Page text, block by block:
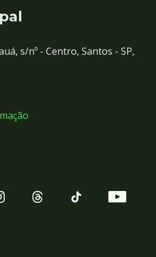
s/nº - Centro, Santos - SP,